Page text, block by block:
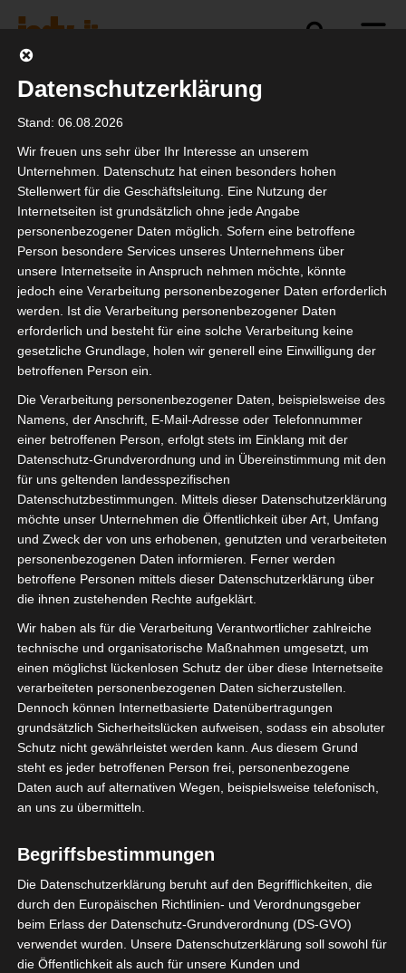
Selbstständigkeit
Du nutzt SEPA-Überweisungen? Dann
solltest du jetzt aufmerksam werden!
Ab dem 5. Oktober 2025 wird die
Verification of Payee (VoP) eingeführt –
eine neue EU-weite Sicherheitsmaßnahme,
Was passiert konkret? Deine Bank prüft vor
jeder Überweisung automatisch, ob der
eingetragene Empfängername zur IBAN
passt.
Datenschutzerklärung
Stand: 06.08.2026
Wir freuen uns sehr über Ihr Interesse an unserem
Unternehmen. Datenschutz hat einen besonders hohen
Stellenwert für die Geschäftsleitung. Eine Nutzung der
Internetseiten ist grundsätzlich ohne jede Angabe
personenbezogener Daten möglich. Sofern eine betroffene
Person besondere Services unseres Unternehmens über
unsere Internetseite in Anspruch nehmen möchte, könnte
jedoch eine Verarbeitung personenbezogener Daten erforderlich
werden. Ist die Verarbeitung personenbezogener Daten
erforderlich und besteht für eine solche Verarbeitung keine
gesetzliche Grundlage, holen wir generell eine Einwilligung der
betroffenen Person ein.
Die Verarbeitung personenbezogener Daten, beispielsweise des
Namens, der Anschrift, E-Mail-Adresse oder Telefonnummer
einer betroffenen Person, erfolgt stets im Einklang mit der
Datenschutz-Grundverordnung und in Übereinstimmung mit den
für uns geltenden landesspezifischen
Datenschutzbestimmungen. Mittels dieser Datenschutzerklärung
möchte unser Unternehmen die Öffentlichkeit über Art, Umfang
und Zweck der von uns erhobenen, genutzten und verarbeiteten
personenbezogenen Daten informieren. Ferner werden
betroffene Personen mittels dieser Datenschutzerklärung über
die ihnen zustehenden Rechte aufgeklärt.
Wir haben als für die Verarbeitung Verantwortlicher zahlreiche
technische und organisatorische Maßnahmen umgesetzt, um
einen möglichst lückenlosen Schutz der über diese Internetseite
verarbeiteten personenbezogenen Daten sicherzustellen.
Dennoch können Internetbasierte Datenübertragungen
grundsätzlich Sicherheitslücken aufweisen, sodass ein absoluter
Schutz nicht gewährleistet werden kann. Aus diesem Grund
steht es jeder betroffenen Person frei, personenbezogene
Daten auch auf alternativen Wegen, beispielsweise telefonisch,
an uns zu übermitteln.
Begriffsbestimmungen
Die Datenschutzerklärung beruht auf den Begrifflichkeiten, die
durch den Europäischen Richtlinien- und Verordnungsgeber
beim Erlass der Datenschutz-Grundverordnung (DS-GVO)
verwendet wurden. Unsere Datenschutzerklärung soll sowohl für
die Öffentlichkeit als auch für unsere Kunden und